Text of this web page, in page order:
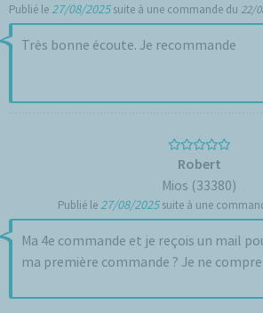
Publié le27/08/2025suite à une commande du 22/
Très bonne écoute. Je recommande
Robert
Mios (33380)
Publié le27/08/2025suite à une
Ma 4e commande et je reçois un mail
ma première commande ? Je ne